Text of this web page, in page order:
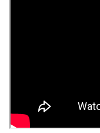
entrar